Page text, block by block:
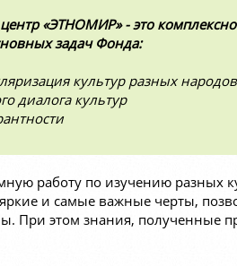
«ЭТНОМИР» - это
задач Фонда:
культур разных народов
диалога культур
работу по изучению разных
и самые важные черты,
При этом знания, полученные